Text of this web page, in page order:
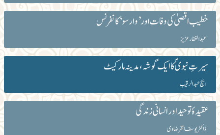
خطیب اقصیٰ کی وفات اور ’وارسو‘ کانفرنس
عبد الغفار عزیز
سیرتِ نبویؐ کا ایک گوشہ،مدینہ مارکیٹ
ایچ عبدالرقیب
عقیدۂ توحید اور انسانی زندگی
ڈاکٹر یوسف القرضاوی